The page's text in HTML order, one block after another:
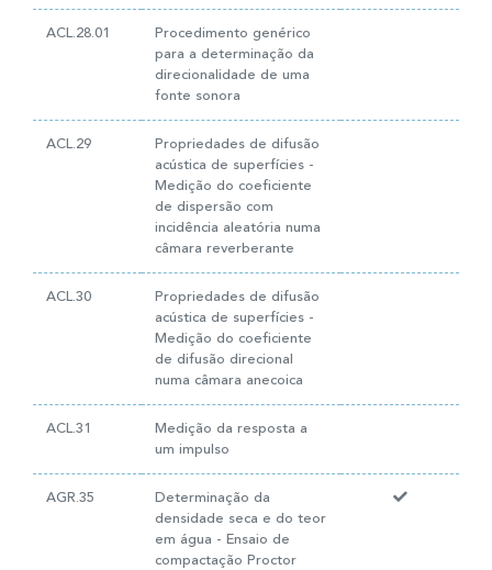
ACL.28.01
Procedimento genérico
para a determinação da
direcionalidade de uma
fonte sonora
ACL.29
Propriedades de difusão
acústica de superfícies -
Medição do coeficiente
de dispersão com
incidência aleatória numa
câmara reverberante
ACL.30
Propriedades de difusão
acústica de superfícies -
Medição do coeficiente
de difusão direcional
numa câmara anecoica
ACL.31
Medição da resposta a
um impulso
AGR.35
Determinação da
densidade seca e do teor
em água - Ensaio de
compactação Proctor